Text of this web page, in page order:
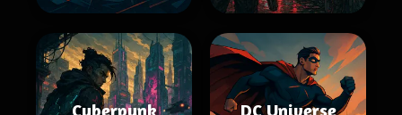
Cyberpunk DC Universe